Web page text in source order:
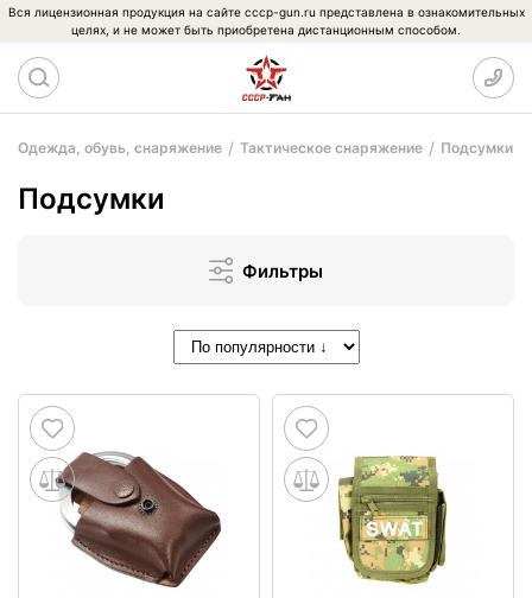
Вся лицензионная продукция на сайте cccp-gun.ru представлена в ознакомительных
целях, и не может быть приобретена дистанционным способом.
Одежда, обувь, снаряжение Тактическое снаряжение Подсумки
Подсумки
Фильтры